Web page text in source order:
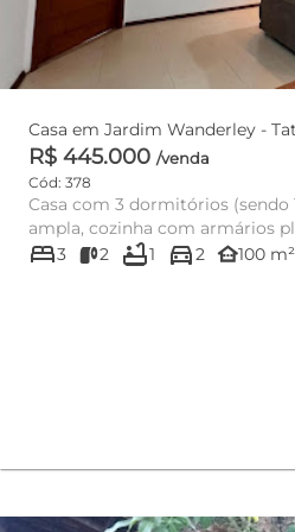
Casa em Jardim Wanderley -
R$ 445.000 /venda
Cód: 378
Casa com 3 dormitórios (sendo
ampla, cozinha com armários
forno elétri...
bed3 2 bathtub1 directions_car2 other_houses100 m²